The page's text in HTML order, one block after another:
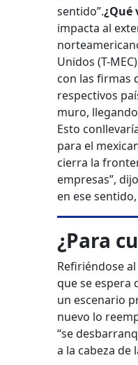
sentido”.¿Qué
impacta al
Unidos (T-
con las firmas
respectivos
muro,
Esto
para el
cierra la
empresas”,
en ese
¿Para
Refiriéndose
que se espera
un escenario
nuevo lo
“se
a la cabeza de